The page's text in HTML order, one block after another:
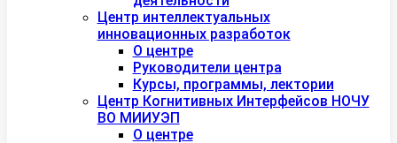
Центр интеллектуальных
инновационных разработок
О центре
Руководители центра
Курсы, программы, лектории
Центр Когнитивных Интерфейсов НОЧУ
ВО МИИУЭП
О центре